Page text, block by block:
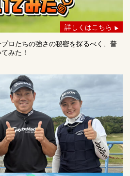
詳しくはこちら
プロたちの強さの秘密を探るべく、普
みた！